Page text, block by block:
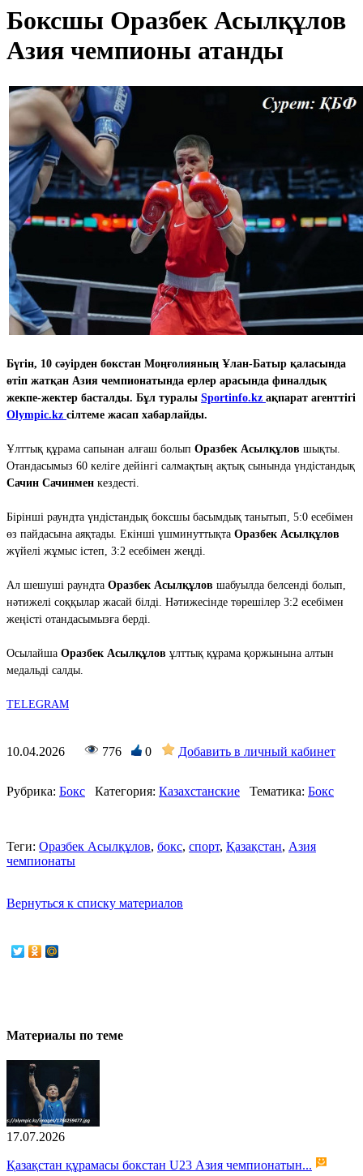
Боксшы Оразбек Асылқұлов
Азия чемпионы атанды
Бүгін, 10 сәуірден бокстан Моңғолияның Ұлан-Батыр қаласында
өтіп жатқан Азия чемпионатында ерлер арасында финалдық
жекпе-жектер басталды. Бұл туралы Sportinfo.kz ақпарат агенттігі
Olympic.kz сілтеме жасап хабарлайды.
Ұлттық құрама сапынан алғаш болып Оразбек Асылқұлов шықты.
Отандасымыз 60 келіге дейінгі салмақтың ақтық сынында үндістандық
Сачин Сачинмен кездесті.
Бірінші раундта үндістандық боксшы басымдық танытып, 5:0 есебімен
өз пайдасына аяқтады. Екінші үшминуттықта Оразбек Асылқұлов
жүйелі жұмыс істеп, 3:2 есебімен жеңді.
Ал шешуші раундта Оразбек Асылқұлов шабуылда белсенді болып,
нәтижелі соққылар жасай білді. Нәтижесінде төрешілер 3:2 есебімен
жеңісті отандасымызға берді.
Осылайша Оразбек Асылқұлов ұлттық құрама қоржынына алтын
медальді салды.
TELEGRAM
10.04.2026 776 0 Добавить в личный кабинет
Рубрика: Бокс Категория: Казахстанские Тематика: Бокс
Теги: Оразбек Асылқұлов, бокс, спорт, Қазақстан, Азия
чемпионаты
Вернуться к списку материалов
Материалы по теме
17.07.2026
Қазақстан құрамасы бокстан U23 Азия чемпионатын...